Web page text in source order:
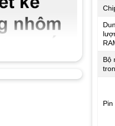
Bộ
Pin